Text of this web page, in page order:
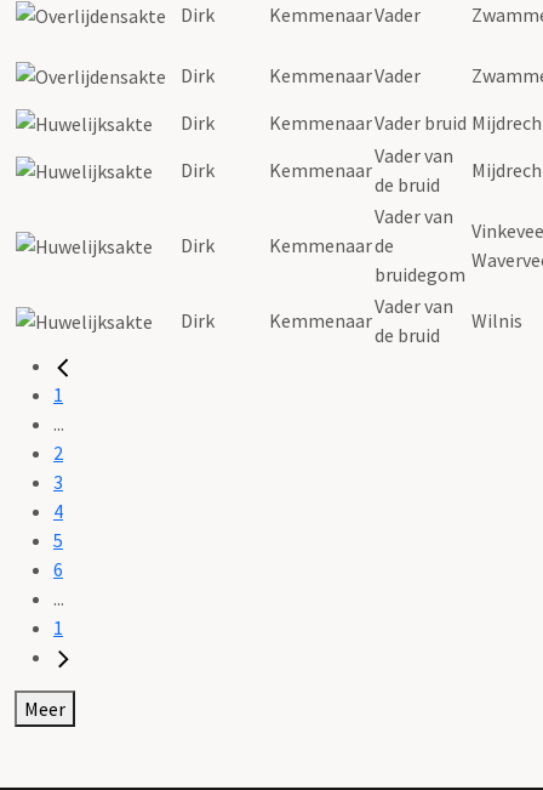
Dirk KemmenaarVader
Dirk KemmenaarVader
Dirk
KemmenaarVader bruid
Dirk
Kemmenaar
Vader van
de bruid
Dirk Kemmenaar
Vader van
de
bruidegom
Dirk Kemmenaar
Vader van
de bruid
Wilnis
1
...
2
3
4
5
6
...
1
Meer